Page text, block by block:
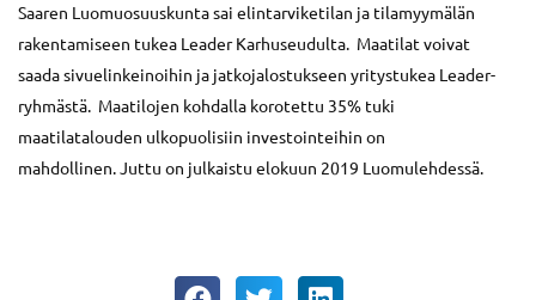
Saaren Luomuosuuskunta sai elintarviketilan ja tilamyymälän
rakentamiseen tukea Leader Karhuseudulta. Maatilat voivat
saada sivuelinkeinoihin ja jatkojalostukseen yritystukea Leader-
ryhmästä. Maatilojen kohdalla korotettu 35% tuki
maatilatalouden ulkopuolisiin investointeihin on
mahdollinen. Juttu on julkaistu elokuun 2019 Luomulehdessä.